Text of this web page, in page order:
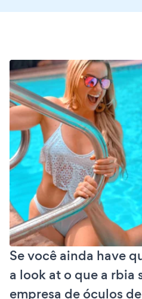
Se você ainda have
a look at o que a rbia
empresa de óculos